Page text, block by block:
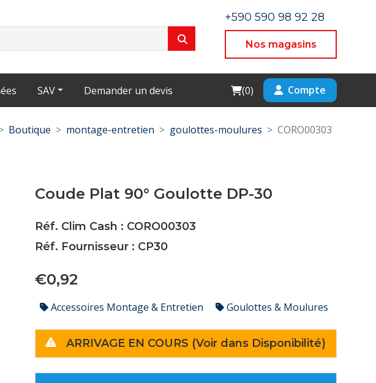
+590 590 98 92 28
Nos magasins
SAV Demander un devis Cart
(0) Compte
Boutique montage-entretien goulottes-moulures CORO00303
Coude Plat 90° Goulotte DP-30
Réf. Clim Cash : CORO00303
Réf. Fournisseur : CP30
€0,92
Accessoires Montage & Entretien Goulottes & Moulures
ARRIVAGE EN COURS (Voir dans Disponibilité)